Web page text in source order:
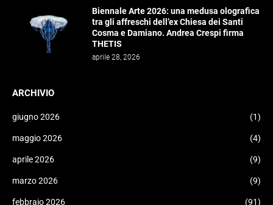
Biennale Arte 2026: una medusa olografica
tra gli affreschi dell’ex Chiesa dei Santi
Cosma e Damiano. Andrea Crespi firma
THETIS
aprile 28, 2026
ARCHIVIO
giugno 2026 (1)
maggio 2026 (4)
aprile 2026 (9)
marzo 2026 (9)
febbraio 2026 (91)